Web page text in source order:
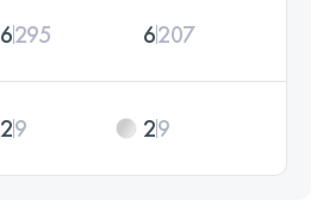
6295 6207
29 29